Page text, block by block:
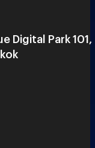
Digital Park 101,